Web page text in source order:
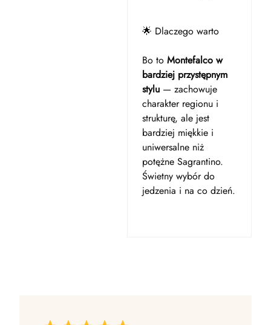
🌟 Dlaczego warto
Bo to Montefalco w
bardziej przystępnym
stylu— zachowuje
charakter regionu i
strukturę, ale jest
bardziej miękkie i
uniwersalne niż
potężne Sagrantino.
Świetny wybór do
jedzenia i na co dzień.